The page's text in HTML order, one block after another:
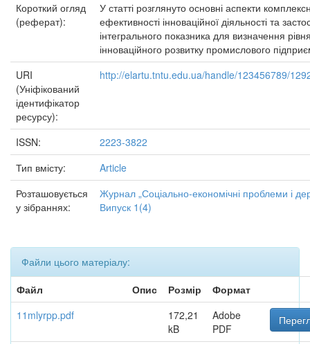
Короткий огляд
(реферат):
У статті розглянуто основні аспекти
ефективності інноваційної діяльності та
інтегрального показника для визначення
інноваційного розвитку промислового
URI
(Уніфікований
ідентифікатор
ресурсу):
http://elartu.tntu.edu.ua/handle/123456789/
ISSN:
2223-3822
Тип вмісту:
Article
Розташовується
у зібраннях:
Журнал „Соціально-економічні проблеми і
Випуск 1(4)
Файли цього матеріалу:
Файл
Опис Розмір
Формат
11mlyrpp.pdf
172,21
kB
Adobe
PDF